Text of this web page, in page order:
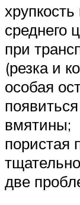
среднего
при
(резка и
особая
вмятины;
пористая
две